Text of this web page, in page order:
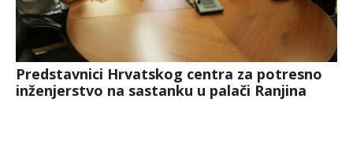
Predstavnici Hrvatskog centra za potresno
inženjerstvo na sastanku u palači Ranjina